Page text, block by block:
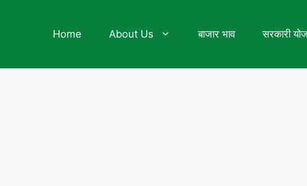
Home About Us बाजार भाव सरकारी